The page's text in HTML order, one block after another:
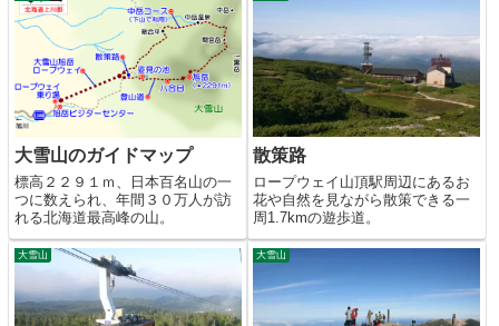
大雪山のガイドマップ
標高２２９１ｍ、日本百名山の一
つに数えられ、年間３０万人が訪
れる北海道最高峰の山。
散策路
ロープウェイ山頂駅周辺にあるお
花や自然を見ながら散策できる一
周1.7kmの遊歩道。
大雪山 大雪山